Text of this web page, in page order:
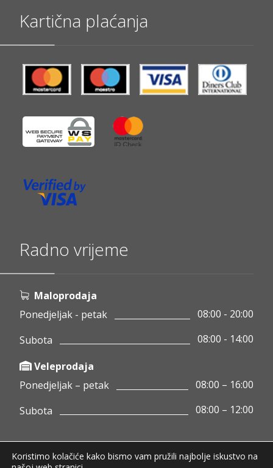
Kartična plaćanja
Radno vrijeme
Maloprodaja
Ponedjeljak - petak
08:00 - 20:00
Subota
08:00 - 14:00
Veleprodaja
Ponedjeljak – petak
08:00 – 16:00
Subota
08:00 – 12:00
Koristimo kolačiće kako bismo vam pružili najbolje iskustvo na